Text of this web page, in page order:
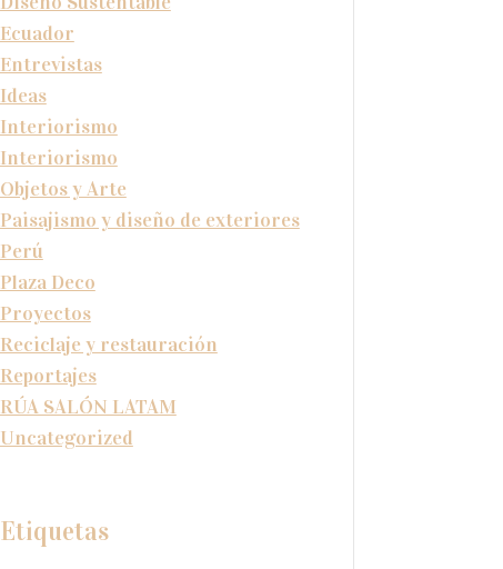
Ecuador
Entrevistas
Ideas
Interiorismo
Interiorismo
Objetos y Arte
Paisajismo y diseño de exteriores
Perú
Plaza Deco
Proyectos
Reciclaje y restauración
Reportajes
RÚA SALÓN LATAM
Uncategorized
Etiquetas